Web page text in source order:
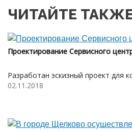
ЧИТАЙТЕ
Проектирование Сервисного
Разработан эскизный проект для
02.11.2018